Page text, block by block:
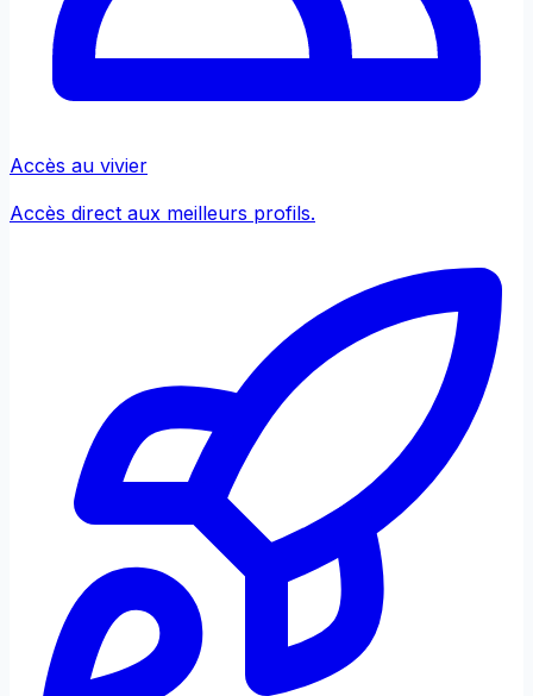
Accès au vivier
Accès direct aux meilleurs profils.